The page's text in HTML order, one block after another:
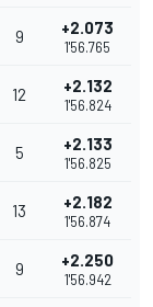
9 +2.073
1'56.765
12 +2.132
1'56.824
5 +2.133
1'56.825
13 +2.182
1'56.874
9 +2.250
1'56.942